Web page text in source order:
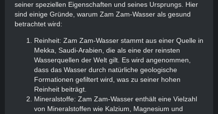
seiner speziellen Eigenschaften und seines Ursprungs. Hier
sind einige Gründe, warum Zam Zam-Wasser als gesund
betrachtet wird:
Reinheit: Zam Zam-Wasser stammt aus einer Quelle in
Mekka, Saudi-Arabien, die als eine der reinsten
Wasserquellen der Welt gilt. Es wird angenommen,
dass das Wasser durch natürliche geologische
Formationen gefiltert wird, was zu seiner hohen
Reinheit beiträgt.
Mineralstoffe: Zam Zam-Wasser enthält eine Vielzahl
von Mineralstoffen wie Kalzium, Magnesium und